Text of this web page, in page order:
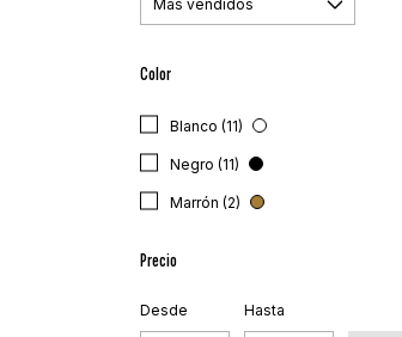
Color
Blanco (11)
Negro (11)
Marrón (2)
Precio
Desde Hasta